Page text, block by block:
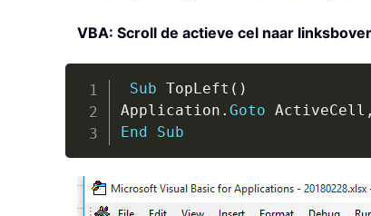
VBA: Scroll de actieve cel naar
Sub TopLeft ( )
Application . Goto ActiveCell ,
End
Sub